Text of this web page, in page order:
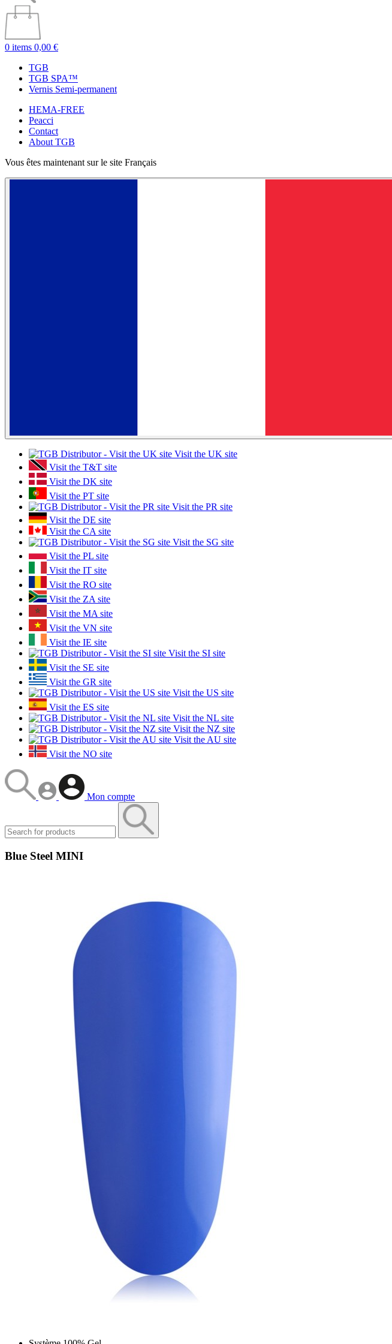
0 items 0,00 €
TGB
TGB SPA™
Vernis Semi-permanent
HEMA-FREE
Peacci
Contact
About TGB
Vous êtes maintenant sur le site Français
Visit the UK site
Visit the T&T site
Visit the DK site
Visit the PT site
Visit the PR site
Visit the DE site
Visit the CA site
Visit the SG site
Visit the PL site
Visit the IT site
Visit the RO site
Visit the ZA site
Visit the MA site
Visit the VN site
Visit the IE site
Visit the SI site
Visit the SE site
Visit the GR site
Visit the US site
Visit the ES site
Visit the NL site
Visit the NZ site
Visit the AU site
Visit the NO site
Mon compte
Blue Steel MINI